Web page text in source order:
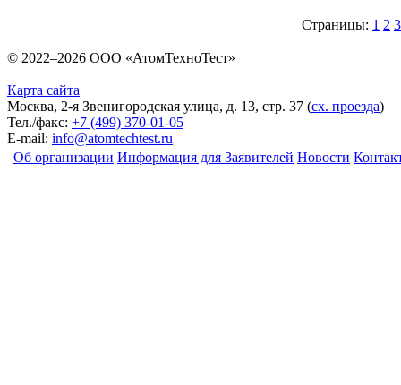
Страницы: 1 2 3
© 2022–2026 ООО «АтомТехноТест»
Карта сайта
Москва, 2-я Звенигородская улица, д. 13, стр. 37 (сх. проезда)
Тел./факс: +7 (499) 370-01-05
E-mail: info@atomtechtest.ru
Об организации Информация для Заявителей Новости